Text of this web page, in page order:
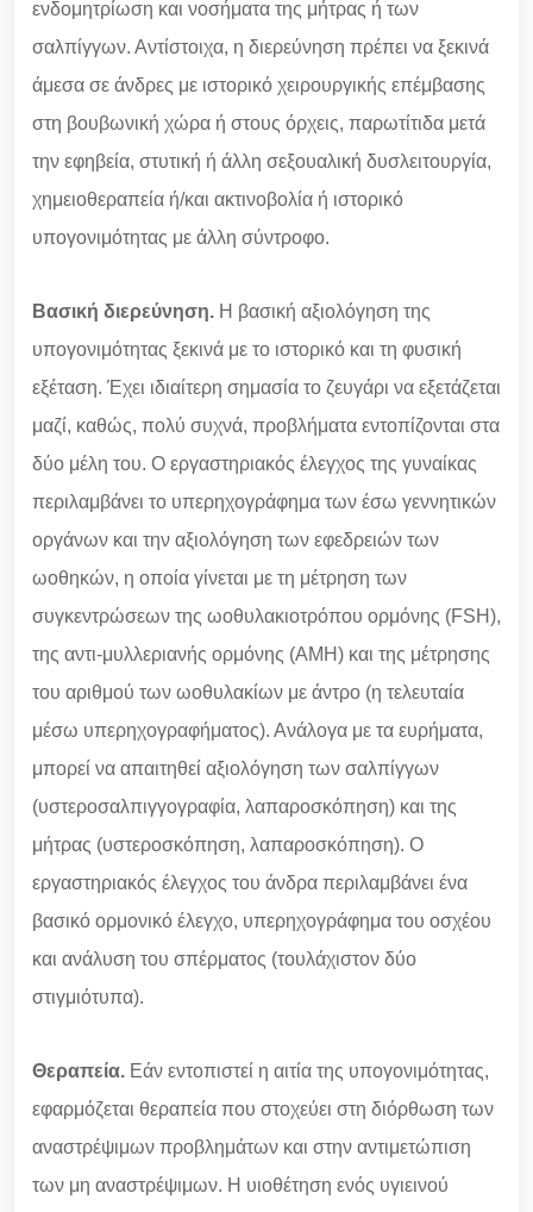
ενδομητρίωση και νοσήματα της μήτρας ή των
σαλπίγγων. Αντίστοιχα, η διερεύνηση πρέπει να ξεκινά
άμεσα σε άνδρες με ιστορικό χειρουργικής επέμβασης
στη βουβωνική χώρα ή στους όρχεις, παρωτίτιδα μετά
την εφηβεία, στυτική ή άλλη σεξουαλική δυσλειτουργία,
χημειοθεραπεία ή/και ακτινοβολία ή ιστορικό
υπογονιμότητας με άλλη σύντροφο.
Βασική διερεύνηση. Η βασική αξιολόγηση της
υπογονιμότητας ξεκινά με το ιστορικό και τη φυσική
εξέταση. Έχει ιδιαίτερη σημασία το ζευγάρι να εξετάζεται
μαζί, καθώς, πολύ συχνά, προβλήματα εντοπίζονται στα
δύο μέλη του. Ο εργαστηριακός έλεγχος της γυναίκας
περιλαμβάνει το υπερηχογράφημα των έσω γεννητικών
οργάνων και την αξιολόγηση των εφεδρειών των
ωοθηκών, η οποία γίνεται με τη μέτρηση των
συγκεντρώσεων της ωοθυλακιοτρόπου ορμόνης (FSH),
της αντι-μυλλεριανής ορμόνης (ΑΜΗ) και της μέτρησης
του αριθμού των ωοθυλακίων με άντρο (η τελευταία
μέσω υπερηχογραφήματος). Ανάλογα με τα ευρήματα,
μπορεί να απαιτηθεί αξιολόγηση των σαλπίγγων
(υστεροσαλπιγγογραφία, λαπαροσκόπηση) και της
μήτρας (υστεροσκόπηση, λαπαροσκόπηση). Ο
εργαστηριακός έλεγχος του άνδρα περιλαμβάνει ένα
βασικό ορμονικό έλεγχο, υπερηχογράφημα του οσχέου
και ανάλυση του σπέρματος (τουλάχιστον δύο
στιγμιότυπα).
Θεραπεία. Εάν εντοπιστεί η αιτία της υπογονιμότητας,
εφαρμόζεται θεραπεία που στοχεύει στη διόρθωση των
αναστρέψιμων προβλημάτων και στην αντιμετώπιση
των μη αναστρέψιμων. Η υιοθέτηση ενός υγιεινού